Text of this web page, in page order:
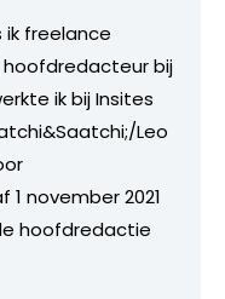
ik freelance
bij
ik bij Insites
Leo
1 november 2021
hoofdredactie